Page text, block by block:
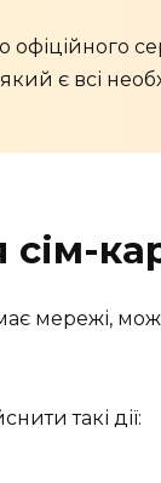
офіційного
є всі
мережі,
такі дії: